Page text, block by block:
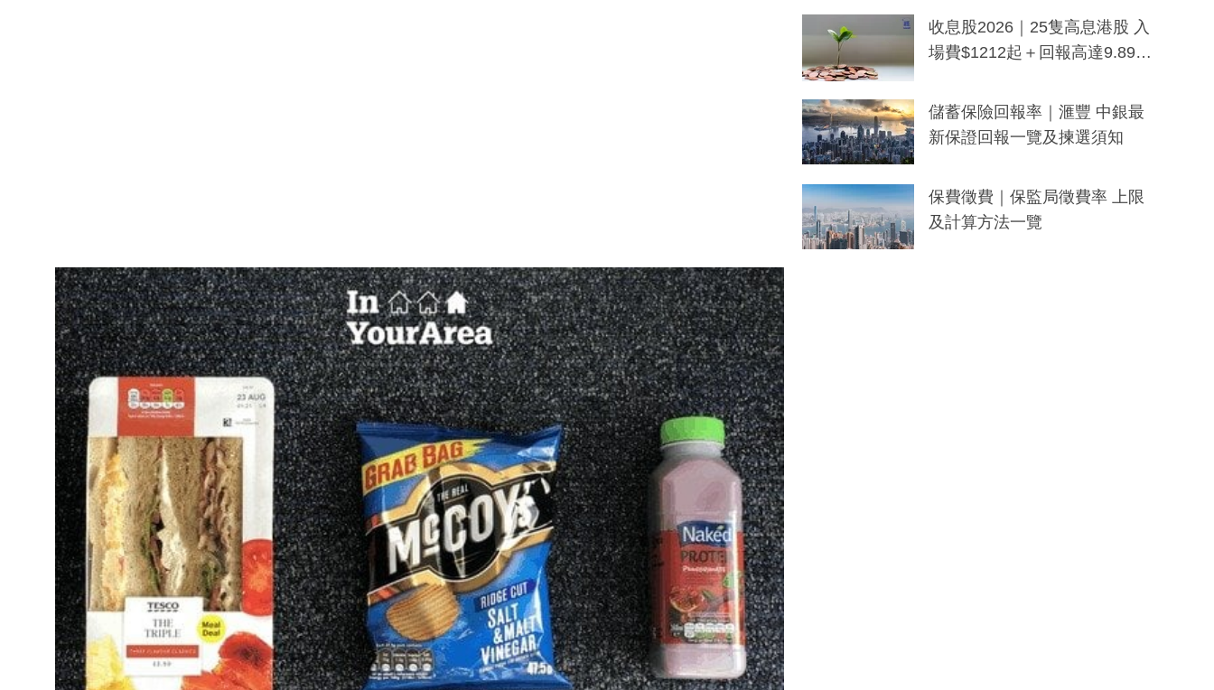
y及香港限定特調系列
收息股2026｜25隻高息港股 入
場費$1212起＋回報高達9.89
儲蓄保險回報率｜滙豐 中銀最
新保證回報一覽及揀選須知
保費徵費｜保監局徵費率 上限
及計算方法一覽